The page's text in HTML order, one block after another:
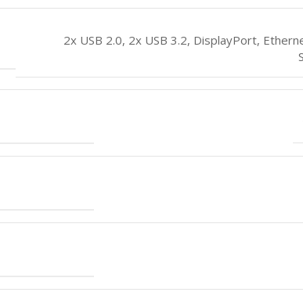
2x USB 2.0, 2x USB 3.2, DisplayPort,